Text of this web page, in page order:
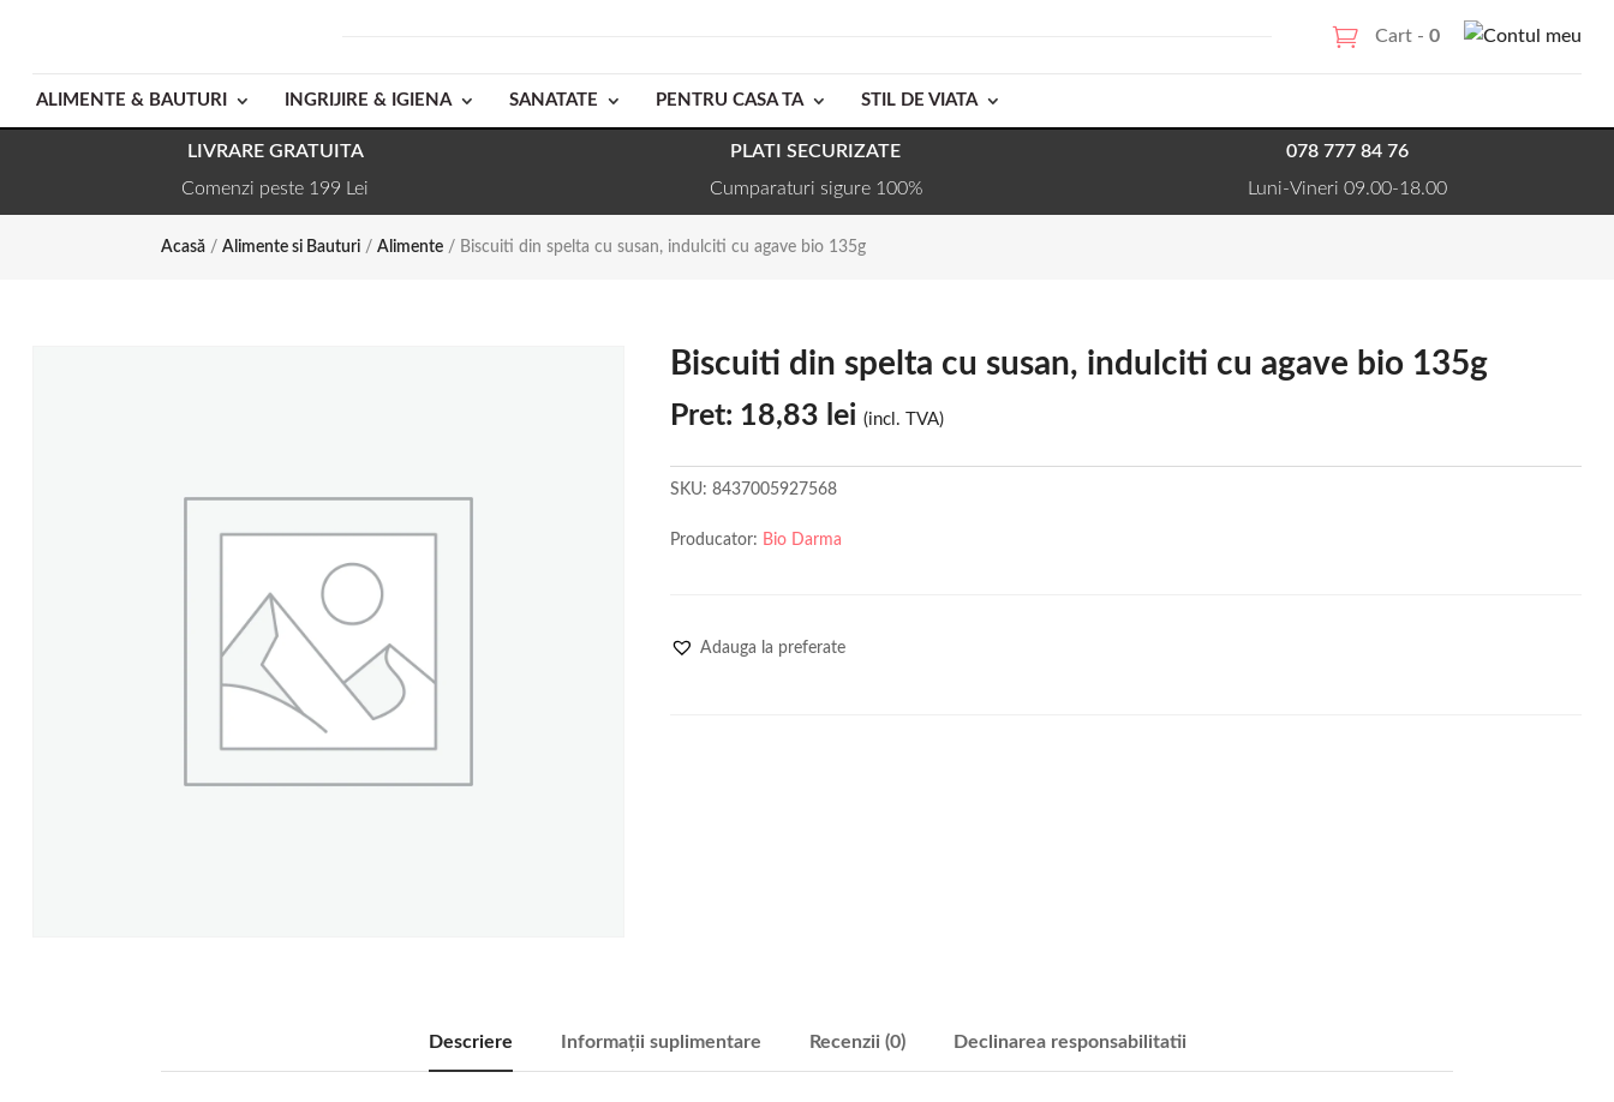
Cart -0
ALIMENTE & BAUTURI INGRIJIRE & IGIENA SANATATE PENTRU CASA TA STIL DE VIATA
LIVRARE GRATUITA
Comenzi peste 199 Lei
PLATI SECURIZATE
Cumparaturi sigure 100%
078 777 84 76
Luni-Vineri 09.00-18.00
Acasă /Alimente si Bauturi /Alimente / Biscuiti din spelta cu susan, indulciti cu agave bio 135g
Biscuiti din spelta cu susan, indulciti cu agave bio 135g
Pret: 18,83 lei (incl. TVA)
SKU:8437005927568
Producator: Bio Darma
Adauga la preferate
Descriere Informații suplimentare Recenzii (0) Declinarea responsabilitatii